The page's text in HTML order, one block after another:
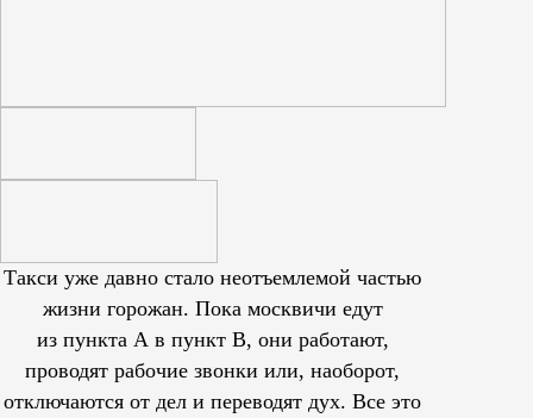
Такси уже давно стало неотъемлемой частью
жизни горожан. Пока москвичи едут
из пункта А в пункт В, они работают,
проводят рабочие звонки или, наоборот,
отключаются от дел и переводят дух. Все это